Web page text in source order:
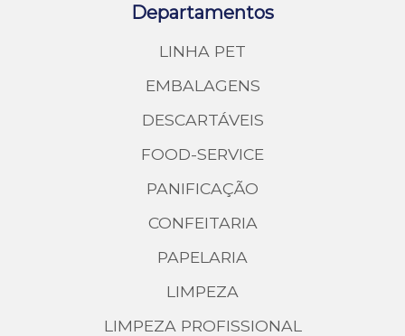
Departamentos
LINHA PET
EMBALAGENS
DESCARTÁVEIS
FOOD-SERVICE
PANIFICAÇÃO
CONFEITARIA
PAPELARIA
LIMPEZA
LIMPEZA PROFISSIONAL